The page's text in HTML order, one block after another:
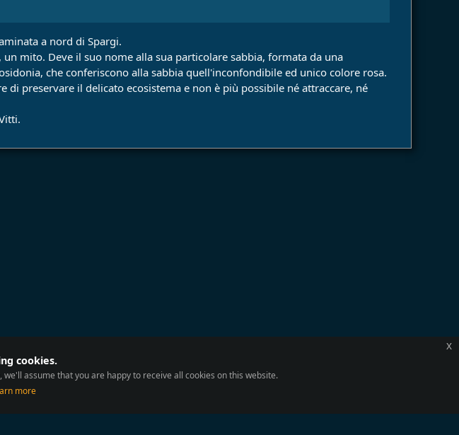
a nord di Spargi.
mito. Deve il suo nome alla sua particolare sabbia, formata da una
che conferiscono alla sabbia quell'inconfondibile ed unico colore rosa.
preservare il delicato ecosistema e non è più possibile né attraccare, né
cookies.
assume that you are happy to receive all cookies on this website.
more
x